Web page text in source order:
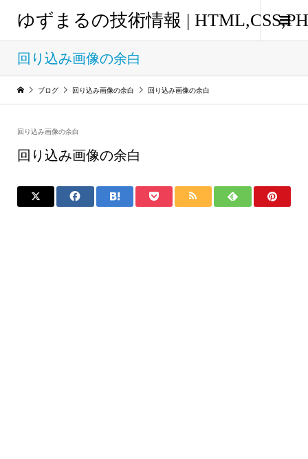
ゆずまるの技術情報 |
回り込み画像の余白
ブログ 回り込み画像の余白 回り込み画像の余白
回り込み画像の余白
回り込み画像の余白